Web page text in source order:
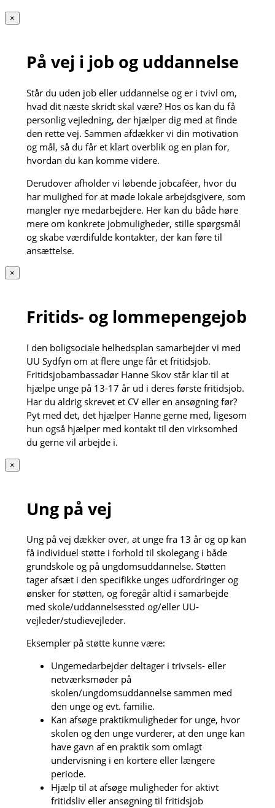
×
På vej i job og uddannelse
Står du uden job eller uddannelse og er i tvivl om,
hvad dit næste skridt skal være? Hos os kan du få
personlig vejledning, der hjælper dig med at finde
den rette vej. Sammen afdækker vi din motivation
og mål, så du får et klart overblik og en plan for,
hvordan du kan komme videre.
Derudover afholder vi løbende jobcaféer, hvor du
har mulighed for at møde lokale arbejdsgivere, som
mangler nye medarbejdere. Her kan du både høre
mere om konkrete jobmuligheder, stille spørgsmål
og skabe værdifulde kontakter, der kan føre til
ansættelse.
×
Fritids- og lommepengejob
I den boligsociale helhedsplan samarbejder vi med
UU Sydfyn om at flere unge får et fritidsjob.
Fritidsjobambassadør Hanne Skov står klar til at
hjælpe unge på 13-17 år ud i deres første fritidsjob.
Har du aldrig skrevet et CV eller en ansøgning før?
Pyt med det, det hjælper Hanne gerne med, ligesom
hun også hjælper med kontakt til den virksomhed
du gerne vil arbejde i.
×
Ung på vej
Ung på vej dækker over, at unge fra 13 år og op kan
få individuel støtte i forhold til skolegang i både
grundskole og på ungdomsuddannelse. Støtten
tager afsæt i den specifikke unges udfordringer og
ønsker for støtten, og foregår altid i samarbejde
med skole/uddannelsessted og/eller UU-
vejleder/studievejleder.
Eksempler på støtte kunne være:
Ungemedarbejder deltager i trivsels- eller
netværksmøder på
skolen/ungdomsuddannelse sammen med
den unge og evt. familie.
Kan afsøge praktikmuligheder for unge, hvor
skolen og den unge vurderer, at den unge kan
have gavn af en praktik som omlagt
undervisning i en kortere eller længere
periode.
Hjælp til at afsøge muligheder for aktivt
fritidsliv eller ansøgning til fritidsjob